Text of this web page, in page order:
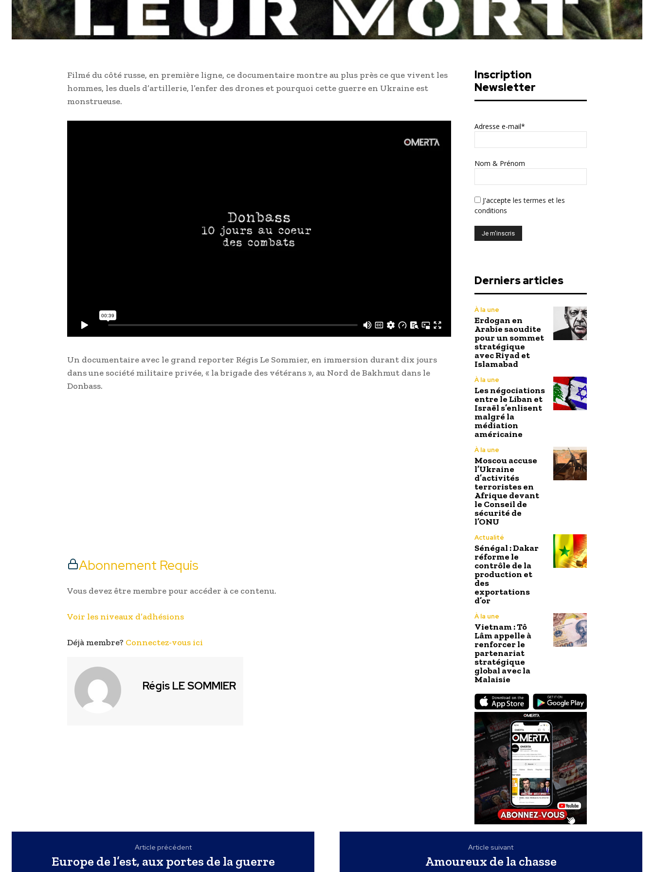
Filmé du côté russe, en première ligne, ce documentaire montre au plus près ce que vivent les
hommes, les duels d’artillerie, l’enfer des drones et pourquoi cette guerre en Ukraine est
monstrueuse.
Un documentaire avec le grand reporter Régis Le Sommier, en immersion durant dix jours
dans une société militaire privée, « la brigade des vétérans », au Nord de Bakhmut dans le
Donbass.
Abonnement Requis
Vous devez être membre pour accéder à ce contenu.
Voir les niveaux d’adhésions
Déjà membre? Connectez-vous ici
Régis LE SOMMIER
Inscription
Newsletter
Adresse e-mail*
Nom & Prénom
J'accepte les termes et les
conditions
Derniers articles
À la une
Erdogan en
Arabie saoudite
pour un sommet
stratégique
avec Riyad et
Islamabad
À la une
Les négociations
entre le Liban et
Israël s’enlisent
malgré la
médiation
américaine
À la une
Moscou accuse
l’Ukraine
d’activités
terroristes en
Afrique devant
le Conseil de
sécurité de
l’ONU
Actualité
Sénégal : Dakar
réforme le
contrôle de la
production et
des
exportations
d’or
À la une
Vietnam : Tô
Lâm appelle à
renforcer le
partenariat
stratégique
global avec la
Malaisie
Article précédent
Europe de l’est, aux portes de la guerre
Article suivant
Amoureux de la chasse